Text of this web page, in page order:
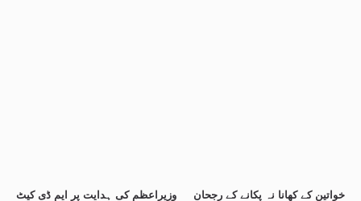
وزیراعظم کی ہدایت پر ایم ڈی کیٹ خواتین کے کھانا نہ پکانے کے رجحان